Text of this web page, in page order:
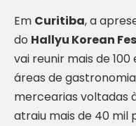
Em Curitiba, a
do Hallyu Korean
vai reunir mais de
áreas de
mercearias voltadas
atraiu mais de 40 mil